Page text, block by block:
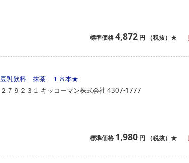
標準価格 4,872 円 （税抜）★
豆乳飲料 抹茶 １８本★
２７９２３１ キッコーマン株式会社 4307-1777
標準価格 1,980 円 （税抜）★